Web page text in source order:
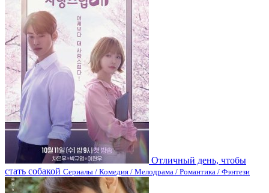
Отличный день, чтобы
стать собакой Сериалы / Комедия / Мелодрама / Романтика / Фэнтези